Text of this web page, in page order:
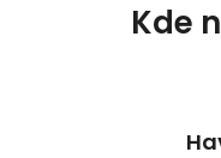
Kde